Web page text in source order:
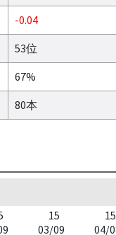
-0.04
53位
67%
80本
15
03/09
15
04/